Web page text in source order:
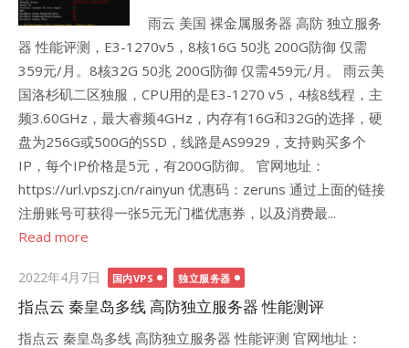
雨云 美国 裸金属服务器 高防 独立服务
器 性能评测，E3-1270v5，8核16G 50兆 200G防御 仅需
359元/月。8核32G 50兆 200G防御 仅需459元/月。 雨云美
国洛杉矶二区独服，CPU用的是E3-1270 v5，4核8线程，主
频3.60GHz，最大睿频4GHz，内存有16G和32G的选择，硬
盘为256G或500G的SSD，线路是AS9929，支持购买多个
IP，每个IP价格是5元，有200G防御。 官网地址：
https://url.vpszj.cn/rainyun 优惠码：zeruns 通过上面的链接
注册账号可获得一张5元无门槛优惠券，以及消费最...
Read more
Posted
on
2022年4月7日 国内VPS 独立服务器
指点云 秦皇岛多线 高防独立服务器 性能测评
指点云 秦皇岛多线 高防独立服务器 性能评测 官网地址：